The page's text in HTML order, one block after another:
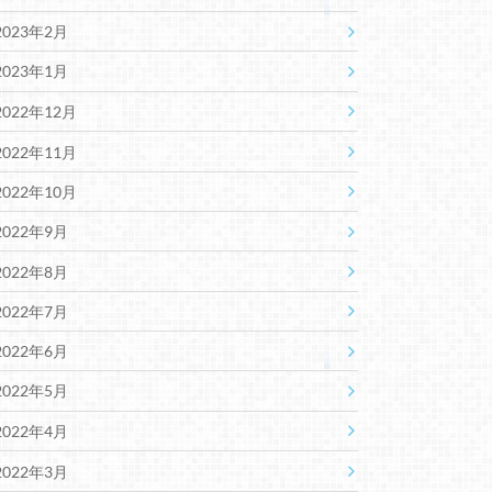
年2月
年1月
年12月
年11月
年10月
年9月
年8月
年7月
年6月
年5月
年4月
年3月